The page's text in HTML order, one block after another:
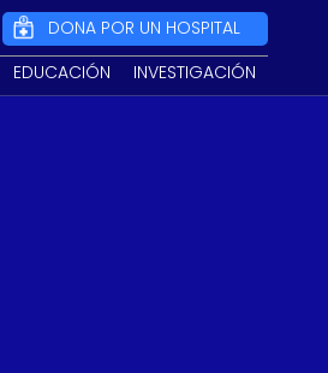
DONA POR UN HOSPITAL
EDUCACIÓN INVESTIGACIÓN